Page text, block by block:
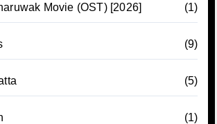
Movie (OST) [2026] (1)
(9)
(5)
(1)